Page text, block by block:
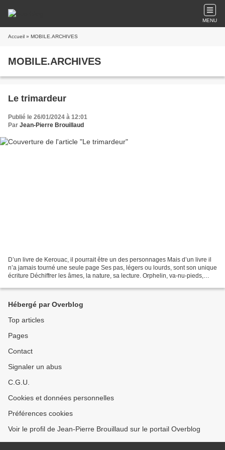
MENU
Accueil » MOBILE.ARCHIVES
MOBILE.ARCHIVES
Le trimardeur
Publié le 26/01/2024 à 12:01
Par Jean-Pierre Brouillaud
D’un livre de Kerouac, il pourrait être un des personnages Mais d’un livre il
n’a jamais tourné une seule page Ses pas, légers ou lourds, sont son unique
écriture Déchiffrer les âmes, la nature, sa lecture. Orphelin, va-nu-pieds,
Hébergé par Overblog
Top articles
Pages
Contact
Signaler un abus
C.G.U.
Cookies et données personnelles
Préférences cookies
Voir le profil de Jean-Pierre Brouillaud sur le portail Overblog